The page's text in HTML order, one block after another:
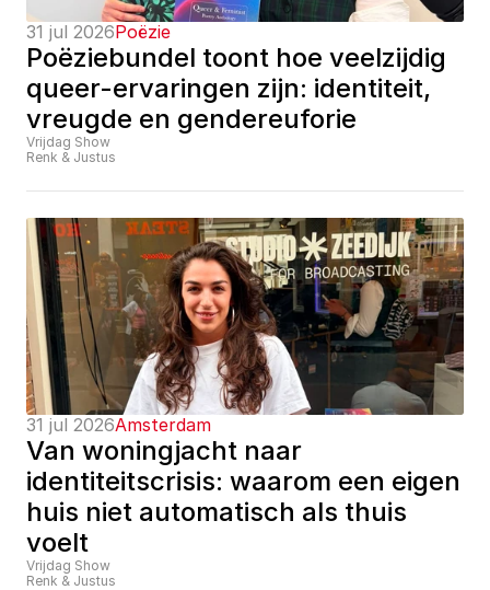
31 jul 2026Poëzie
Poëziebundel toont hoe veelzijdig
queer-ervaringen zijn: identiteit,
vreugde en gendereuforie
Vrijdag Show
Renk & Justus
31 jul 2026Amsterdam
Van woningjacht naar
identiteitscrisis: waarom een eigen
huis niet automatisch als thuis
voelt
Vrijdag Show
Renk & Justus